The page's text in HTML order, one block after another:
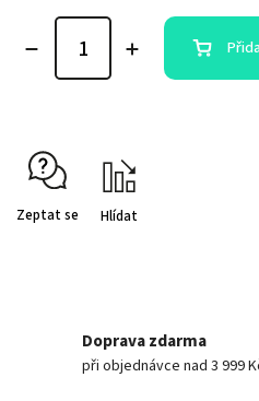
Zeptat se Hlídat
Doprava zdarma
při objednávce nad 3 999